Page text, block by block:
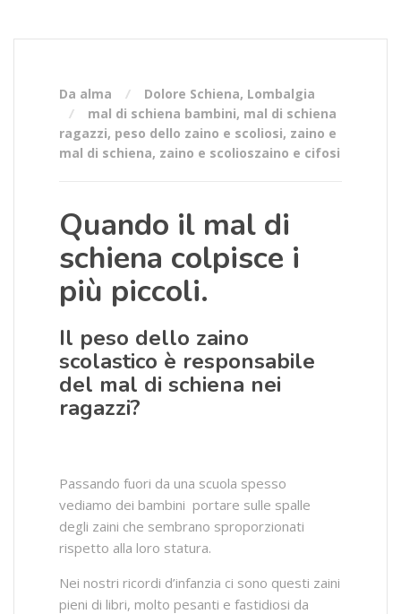
Da alma Dolore Schiena, Lombalgia
mal di schiena bambini, mal di schiena
ragazzi, peso dello zaino e scoliosi, zaino e
mal di schiena, zaino e scolioszaino e cifosi
Quando il mal di
schiena colpisce i
più piccoli.
Il peso dello zaino
scolastico è responsabile
del mal di schiena nei
ragazzi?
Passando fuori da una scuola spesso
vediamo dei bambini portare sulle spalle
degli zaini che sembrano sproporzionati
rispetto alla loro statura.
Nei nostri ricordi d’infanzia ci sono questi zaini
pieni di libri, molto pesanti e fastidiosi da